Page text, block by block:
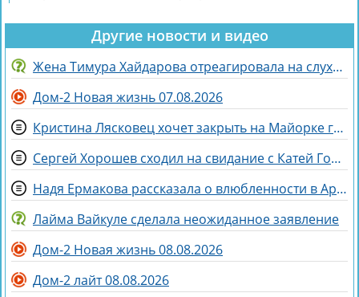
Другие новости и видео
Жена Тимура Хайдарова отреагировала на слухи о колдовстве
Дом-2 Новая жизнь 07.08.2026
Кристина Лясковец хочет закрыть на Майорке гештальт
Сергей Хорошев сходил на свидание с Катей Гориной
Надя Ермакова рассказала о влюбленности в Артёма Рышковского
Лайма Вайкуле сделала неожиданное заявление
Дом-2 Новая жизнь 08.08.2026
Дом-2 лайт 08.08.2026